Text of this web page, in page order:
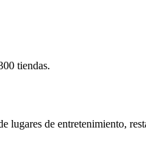
tiendas.
de entretenimiento,